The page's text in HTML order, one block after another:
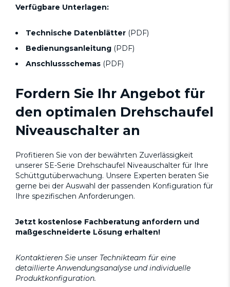
Verfügbare Unterlagen:
Technische Datenblätter (PDF)
Bedienungsanleitung (PDF)
Anschlussschemas (PDF)
Fordern Sie Ihr Angebot für
den optimalen Drehschaufel
Niveauschalter an
Profitieren Sie von der bewährten Zuverlässigkeit
unserer SE-Serie Drehschaufel Niveauschalter für Ihre
Schüttgutüberwachung. Unsere Experten beraten Sie
gerne bei der Auswahl der passenden Konfiguration für
Ihre spezifischen Anforderungen.
Jetzt kostenlose Fachberatung anfordern und
maßgeschneiderte Lösung erhalten!
Kontaktieren Sie unser Technikteam für eine
detaillierte Anwendungsanalyse und individuelle
Produktkonfiguration.